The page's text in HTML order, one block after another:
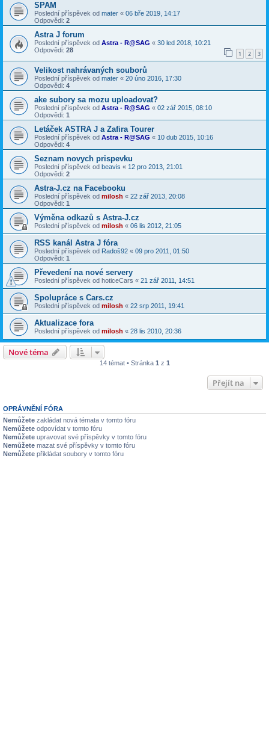
SPAM
Poslední příspěvek od mater « 06 bře 2019, 14:17
Odpovědi: 2
Astra J forum
Poslední příspěvek od Astra - R@SAG « 30 led 2018, 10:21
Odpovědi: 28 1 2 3
Velikost nahrávaných souborů
Poslední příspěvek od mater « 20 úno 2016, 17:30
Odpovědi: 4
ake subory sa mozu uploadovat?
Poslední příspěvek od Astra - R@SAG « 02 zář 2015, 08:10
Odpovědi: 1
Letáček ASTRA J a Zafira Tourer
Poslední příspěvek od Astra - R@SAG « 10 dub 2015, 10:16
Odpovědi: 4
Seznam novych prispevku
Poslední příspěvek od beavis « 12 pro 2013, 21:01
Odpovědi: 2
Astra-J.cz na Facebooku
Poslední příspěvek od milosh « 22 zář 2013, 20:08
Odpovědi: 1
Výměna odkazů s Astra-J.cz
Poslední příspěvek od milosh « 06 lis 2012, 21:05
RSS kanál Astra J fóra
Poslední příspěvek od Radoš92 « 09 pro 2011, 01:50
Odpovědi: 1
Převedení na nové servery
Poslední příspěvek od hoticeCars « 21 zář 2011, 14:51
Spolupráce s Cars.cz
Poslední příspěvek od milosh « 22 srp 2011, 19:41
Aktualizace fora
Poslední příspěvek od milosh « 28 lis 2010, 20:36
Nové téma
14 témat • Stránka 1 z 1
Přejít na
OPRÁVNĚNÍ FÓRA
Nemůžete zakládat nová témata v tomto fóru
Nemůžete odpovídat v tomto fóru
Nemůžete upravovat své příspěvky v tomto fóru
Nemůžete mazat své příspěvky v tomto fóru
Nemůžete přikládat soubory v tomto fóru